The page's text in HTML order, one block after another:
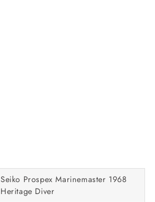
Seiko Prospex Marinemaster 1968
Heritage Diver